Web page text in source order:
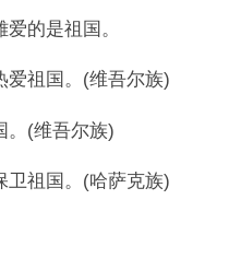
的是祖国。
祖国。(维吾尔族)
(维吾尔族)
祖国。(哈萨克族)